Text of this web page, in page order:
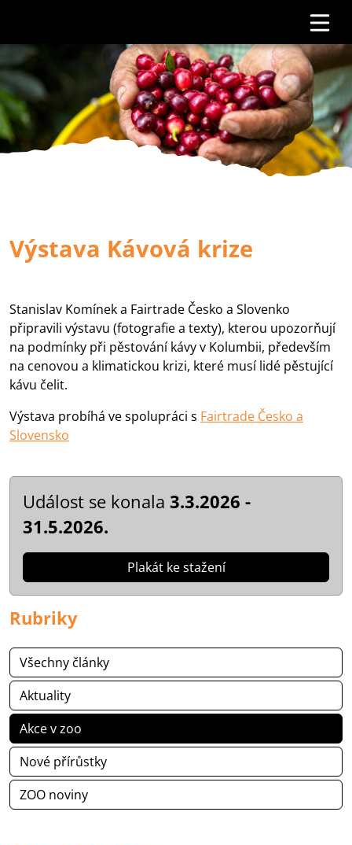
Výstava Kávová krize
Stanislav Komínek a Fairtrade Česko a Slovenko
připravili výstavu (fotografie a texty), kterou upozorňují
na podmínky při pěstování kávy v Kolumbii, především
na cenovou a klimatickou krizi, které musí lidé pěstující
kávu čelit.
Výstava probíhá ve spolupráci s Fairtrade Česko a
Slovensko
Událost se konala 3.3.2026 -
31.5.2026.
Plakát ke stažení
Rubriky
Všechny články
Aktuality
Akce v zoo
Nové přírůstky
ZOO noviny